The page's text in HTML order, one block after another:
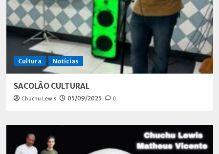
Cultura Notícias
SACOLÃO CULTURAL
Chuchu Lewis 05/09/2025 0